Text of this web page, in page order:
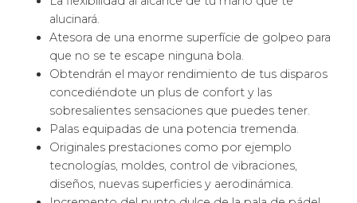
alucinará.
Atesora de una enorme superfície de golpeo para
que no se te escape ninguna bola.
Obtendrán el mayor rendimiento de tus disparos
concediéndote un plus de confort y las
sobresalientes sensaciones que puedes tener.
Palas equipadas de una potencia tremenda.
Originales prestaciones como por ejemplo
tecnologías, moldes, control de vibraciones,
diseños, nuevas superficies y aerodinámica.